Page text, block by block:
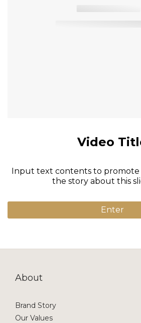
Video
Input text contents to promote
the story about this
Enter
About
Brand Story
Our Values